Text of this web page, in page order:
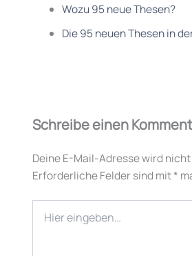
Wozu 95 neue Thesen?
Die 95 neuen Thesen in
Schreibe einen
Deine E-Mail-Adresse wird
Erforderliche Felder sind mit*
eingeben…